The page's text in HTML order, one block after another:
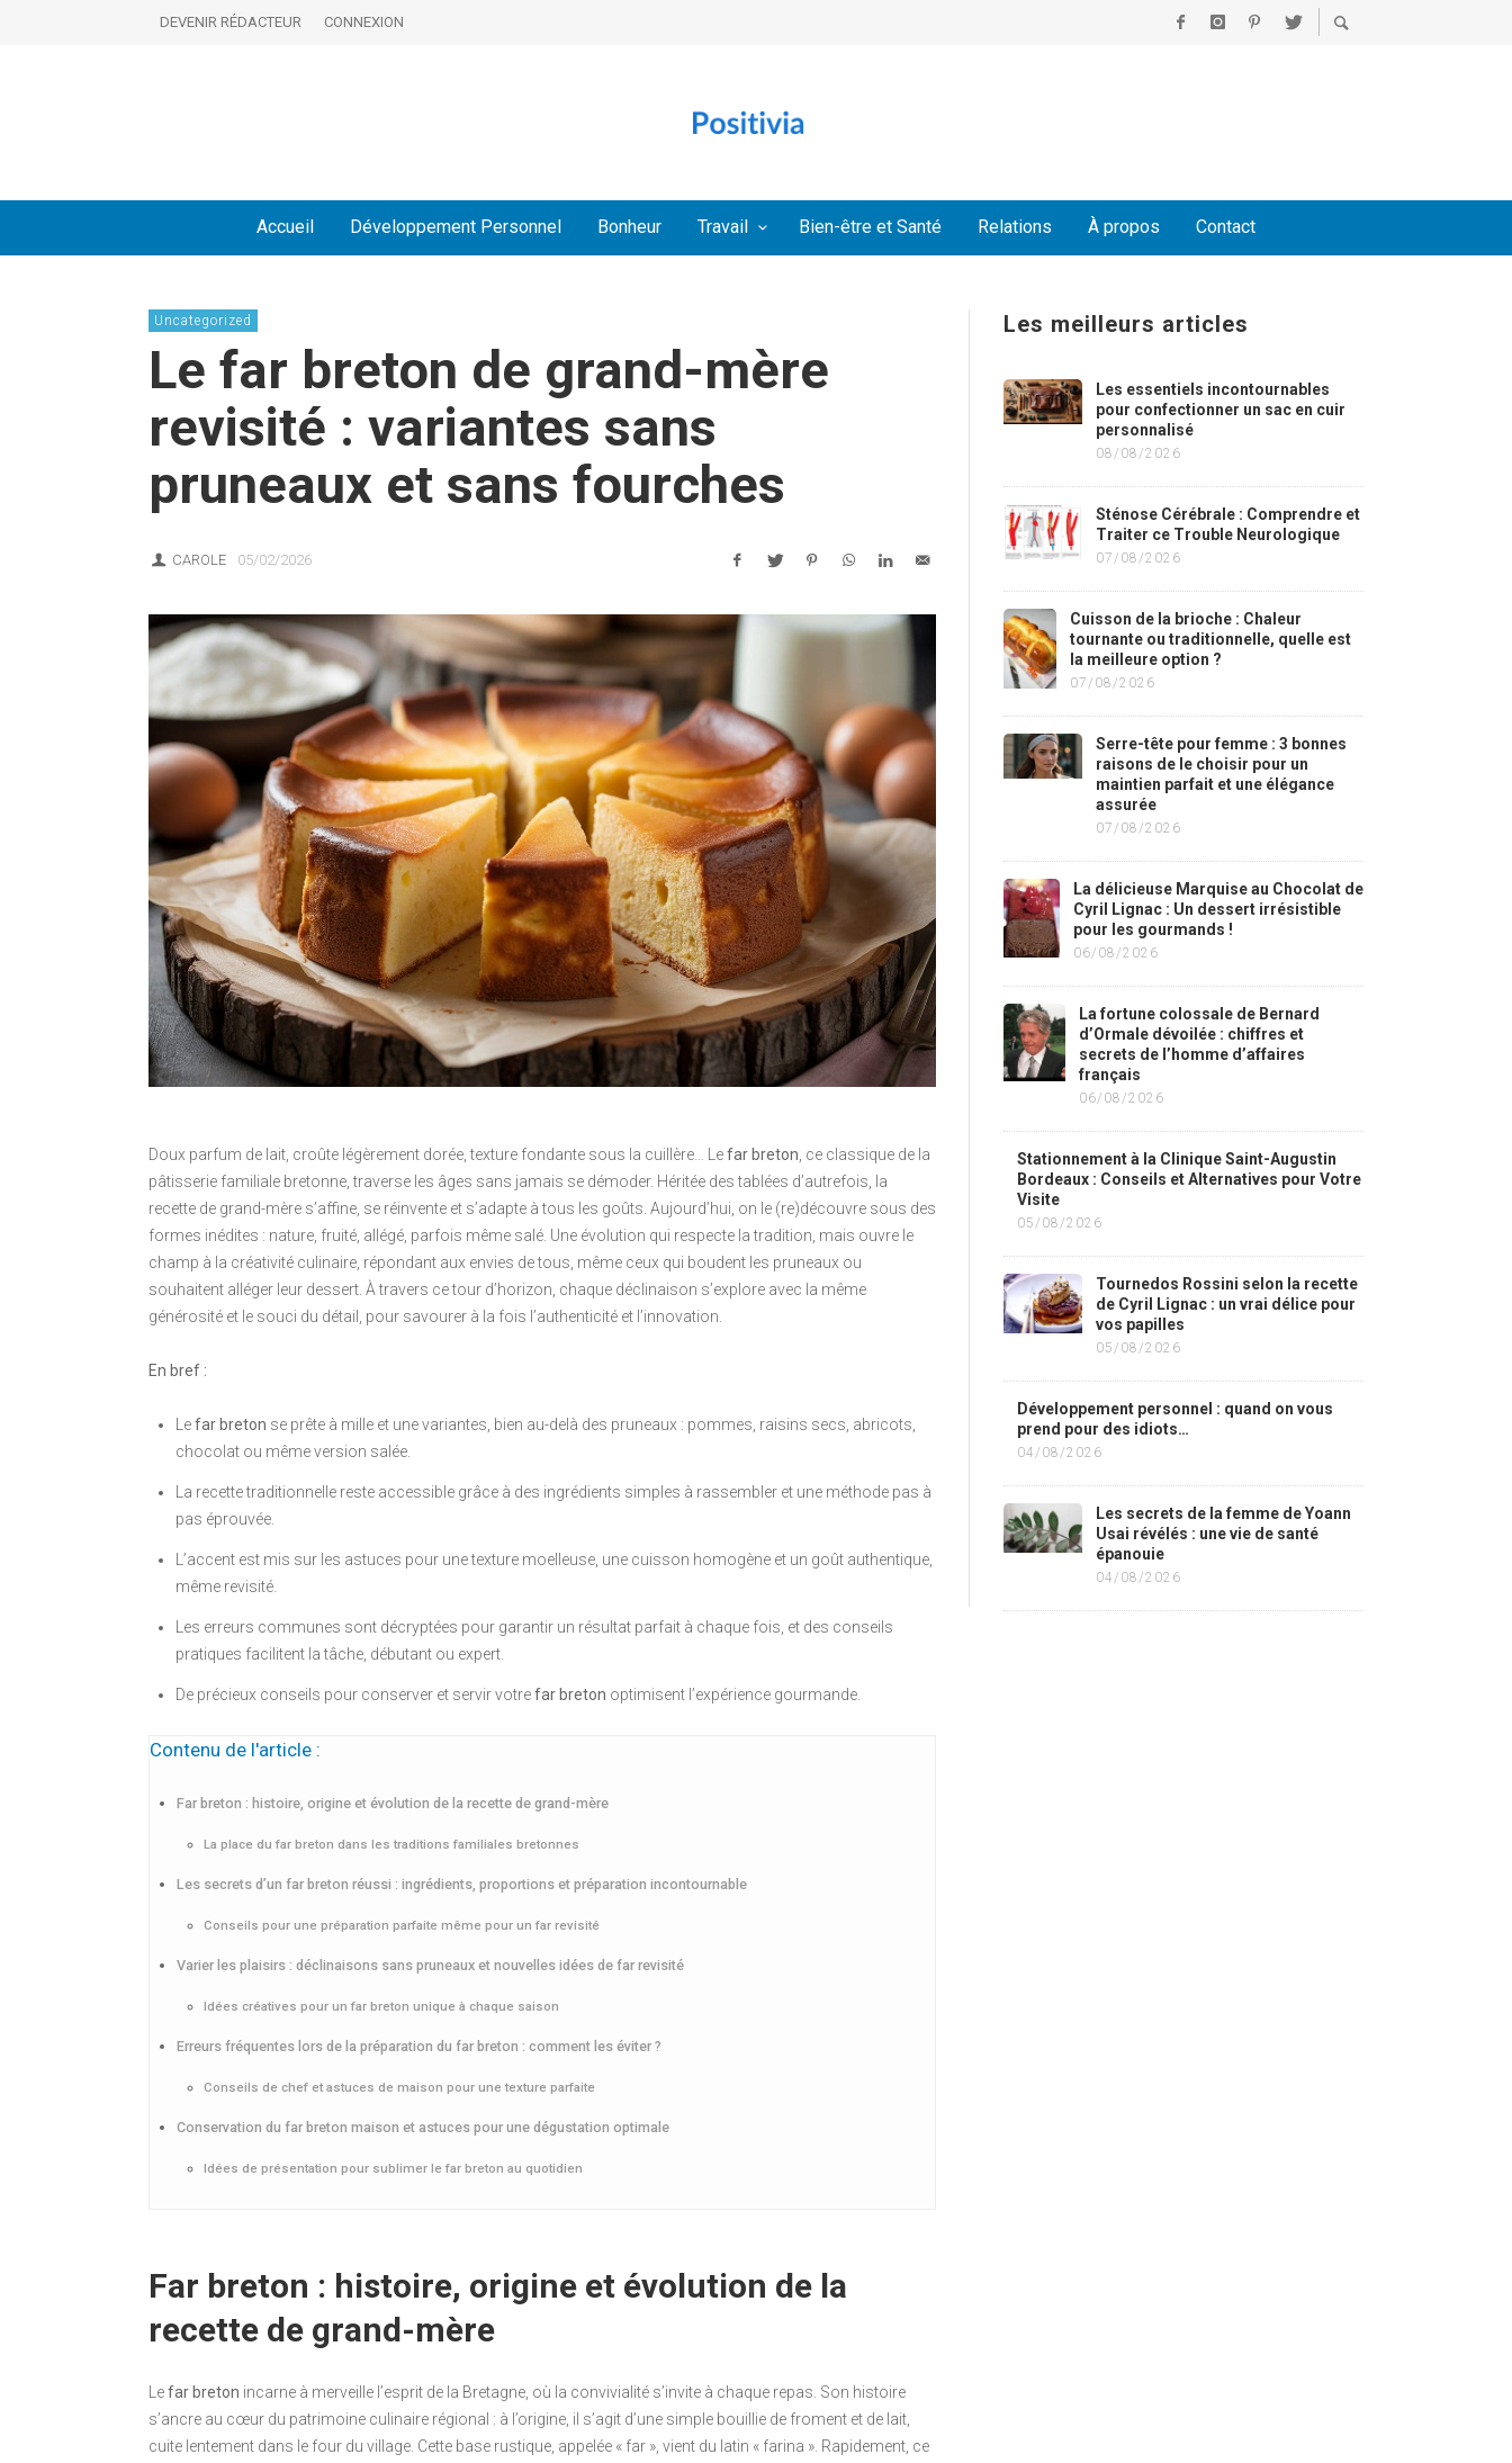
DEVENIR RÉDACTEUR CONNEXION
Accueil Développement Personnel Bonheur Travail Bien-être et Santé Relations À propos Contact
Uncategorized
Le far breton de grand-mère
revisité : variantes sans
pruneaux et sans fourches
CAROLE 05/02/2026
Doux parfum de lait, croûte légèrement dorée, texture fondante sous la cuillère… Lefar breton , ce classique de la
pâtisserie familiale bretonne, traverse les âges sans jamais se démoder. Héritée des tablées d’autrefois, la
recette de grand-mère s’affine, se réinvente et s’adapte à tous les goûts. Aujourd’hui, on le (re)découvre sous des
formes inédites : nature, fruité, allégé, parfois même salé. Une évolution qui respecte la tradition, mais ouvre le
champ à la créativité culinaire, répondant aux envies de tous, même ceux qui boudent les pruneaux ou
souhaitent alléger leur dessert. À travers ce tour d’horizon, chaque déclinaison s’explore avec la même
générosité et le souci du détail, pour savourer à la fois l’authenticité et l’innovation.
En bref :
Lefar breton se prête à mille et une variantes, bien au-delà des pruneaux : pommes, raisins secs, abricots,
chocolat ou même version salée.
La recette traditionnelle reste accessible grâce à des ingrédients simples à rassembler et une méthode pas à
pas éprouvée.
L’accent est mis sur les astuces pour une texture moelleuse, une cuisson homogène et un goût authentique,
même revisité.
Les erreurs communes sont décryptées pour garantir un résultat parfait à chaque fois, et des conseils
pratiques facilitent la tâche, débutant ou expert.
De précieux conseils pour conserver et servir votrefar breton optimisent l’expérience gourmande.
Contenu de l'article :
Far breton : histoire, origine et évolution de la recette de grand-mère
La place du far breton dans les traditions familiales bretonnes
Les secrets d’un far breton réussi : ingrédients, proportions et préparation incontournable
Conseils pour une préparation parfaite même pour un far revisité
Varier les plaisirs : déclinaisons sans pruneaux et nouvelles idées de far revisité
Idées créatives pour un far breton unique à chaque saison
Erreurs fréquentes lors de la préparation du far breton : comment les éviter ?
Conseils de chef et astuces de maison pour une texture parfaite
Conservation du far breton maison et astuces pour une dégustation optimale
Idées de présentation pour sublimer le far breton au quotidien
Far breton : histoire, origine et évolution de la
recette de grand-mère
Lefar breton incarne à merveille l’esprit de la Bretagne, où la convivialité s’invite à chaque repas. Son histoire
s’ancre au cœur du patrimoine culinaire régional : à l’origine, il s’agit d’une simple bouillie de froment et de lait,
cuite lentement dans le four du village. Cette base rustique, appelée « far », vient du latin « farina ». Rapidement, ce
Les meilleurs articles
Les essentiels incontournables
pour confectionner un sac en cuir
personnalisé
08/08/2026
Sténose Cérébrale : Comprendre et
Traiter ce Trouble Neurologique
07/08/2026
Cuisson de la brioche : Chaleur
tournante ou traditionnelle, quelle est
la meilleure option ?
07/08/2026
Serre-tête pour femme : 3 bonnes
raisons de le choisir pour un
maintien parfait et une élégance
assurée
07/08/2026
La délicieuse Marquise au Chocolat de
Cyril Lignac : Un dessert irrésistible
pour les gourmands !
06/08/2026
La fortune colossale de Bernard
d’Ormale dévoilée : chiffres et
secrets de l’homme d’affaires
français
06/08/2026
Stationnement à la Clinique Saint-Augustin
Bordeaux : Conseils et Alternatives pour Votre
Visite
05/08/2026
Tournedos Rossini selon la recette
de Cyril Lignac : un vrai délice pour
vos papilles
05/08/2026
Développement personnel : quand on vous
prend pour des idiots…
04/08/2026
Les secrets de la femme de Yoann
Usai révélés : une vie de santé
épanouie
04/08/2026